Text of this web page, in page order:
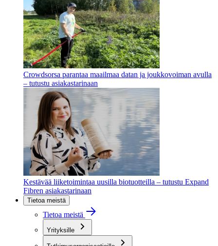
Crowdsorsa parantaa maailmaa datan ja joukkovoiman avulla
– tutustu asiakastarinaan
Kestävää liiketoimintaa uusilla biotuotteilla – tutustu Expand
Fibren asiakastarinaan
Tietoa meistä
Tietoa meistä
Yrityksille